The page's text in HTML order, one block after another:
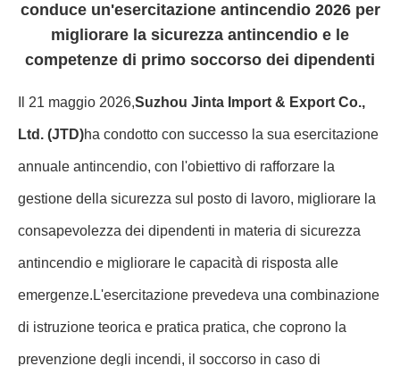
conduce un'esercitazione antincendio 2026 per
migliorare la sicurezza antincendio e le
competenze di primo soccorso dei dipendenti
Il 21 maggio 2026,Suzhou Jinta Import & Export Co.,
Ltd. (JTD)ha condotto con successo la sua esercitazione
annuale antincendio, con l'obiettivo di rafforzare la
gestione della sicurezza sul posto di lavoro, migliorare la
consapevolezza dei dipendenti in materia di sicurezza
antincendio e migliorare le capacità di risposta alle
emergenze.L'esercitazione prevedeva una combinazione
di istruzione teorica e pratica pratica, che coprono la
prevenzione degli incendi, il soccorso in caso di